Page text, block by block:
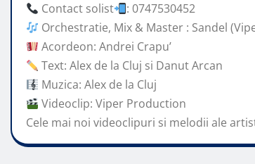
Contact solist
: 0747530452
Orchestratie, Mix & Master : Sandel
Acordeon: Andrei Crapu’
Text: Alex de la Cluj si Danut Arcan
Muzica: Alex de la Cluj
Videoclip: Viper Production
Cele mai noi videoclipuri si melodii ale